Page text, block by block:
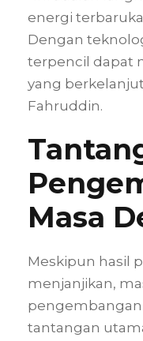
energi
Dengan
terpencil dapat
yang
Fahruddin.
Masa
Meskipun hasil
menjanjikan,
pengembangan
tantangan